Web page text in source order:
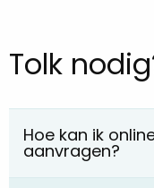
Tolk
Hoe kan ik
aanvragen?